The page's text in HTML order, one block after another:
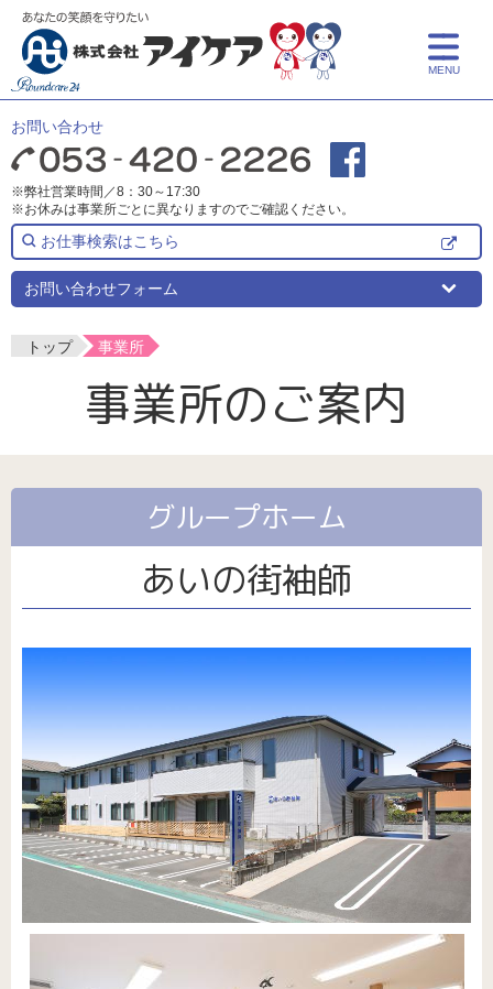
MENU
介護についての学び
福祉用具
事業所検索
新卒採用
パート・アルバイト採用
よくある質問
サイト/プライバシーポリシー
お仕事検索はこちら
お問い合わせフォーム
お問い合わせ
※弊社営業時間／8：30～17:30
※お休みは事業所ごとに異なりますのでご確認ください。
トップ 事業所
事業所のご案内
グループホーム
あいの街袖師